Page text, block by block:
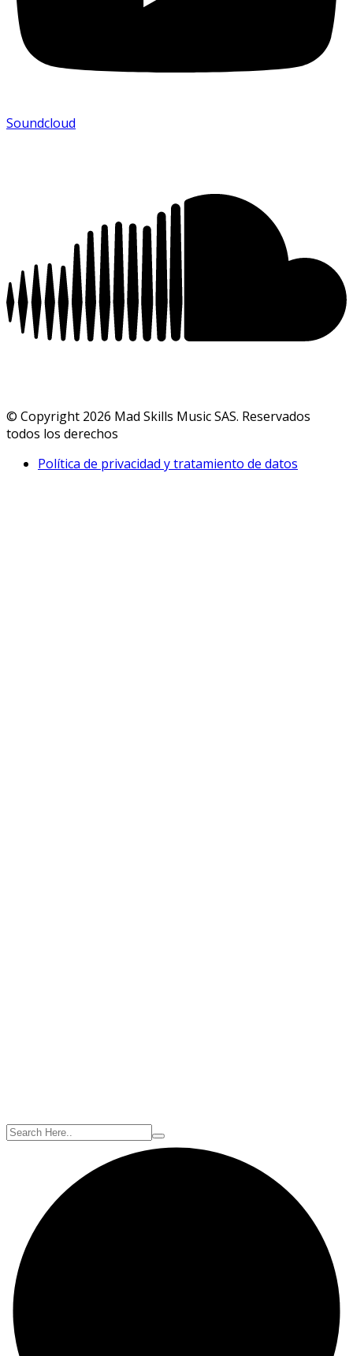
Soundcloud
© Copyright 2026 Mad Skills Music SAS. Reservados
todos los derechos
Política de privacidad y tratamiento de datos